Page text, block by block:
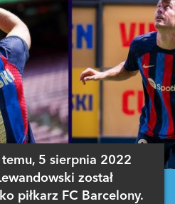
temu, 5 sierpnia 2022
został
piłkarz FC Barcelony.